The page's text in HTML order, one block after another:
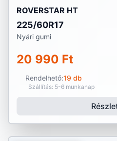
ROVERSTAR HT
225/60R17
Nyári gumi
20 990 Ft
Rendelhető:19 db
Szállítás: 5-6 munkanap